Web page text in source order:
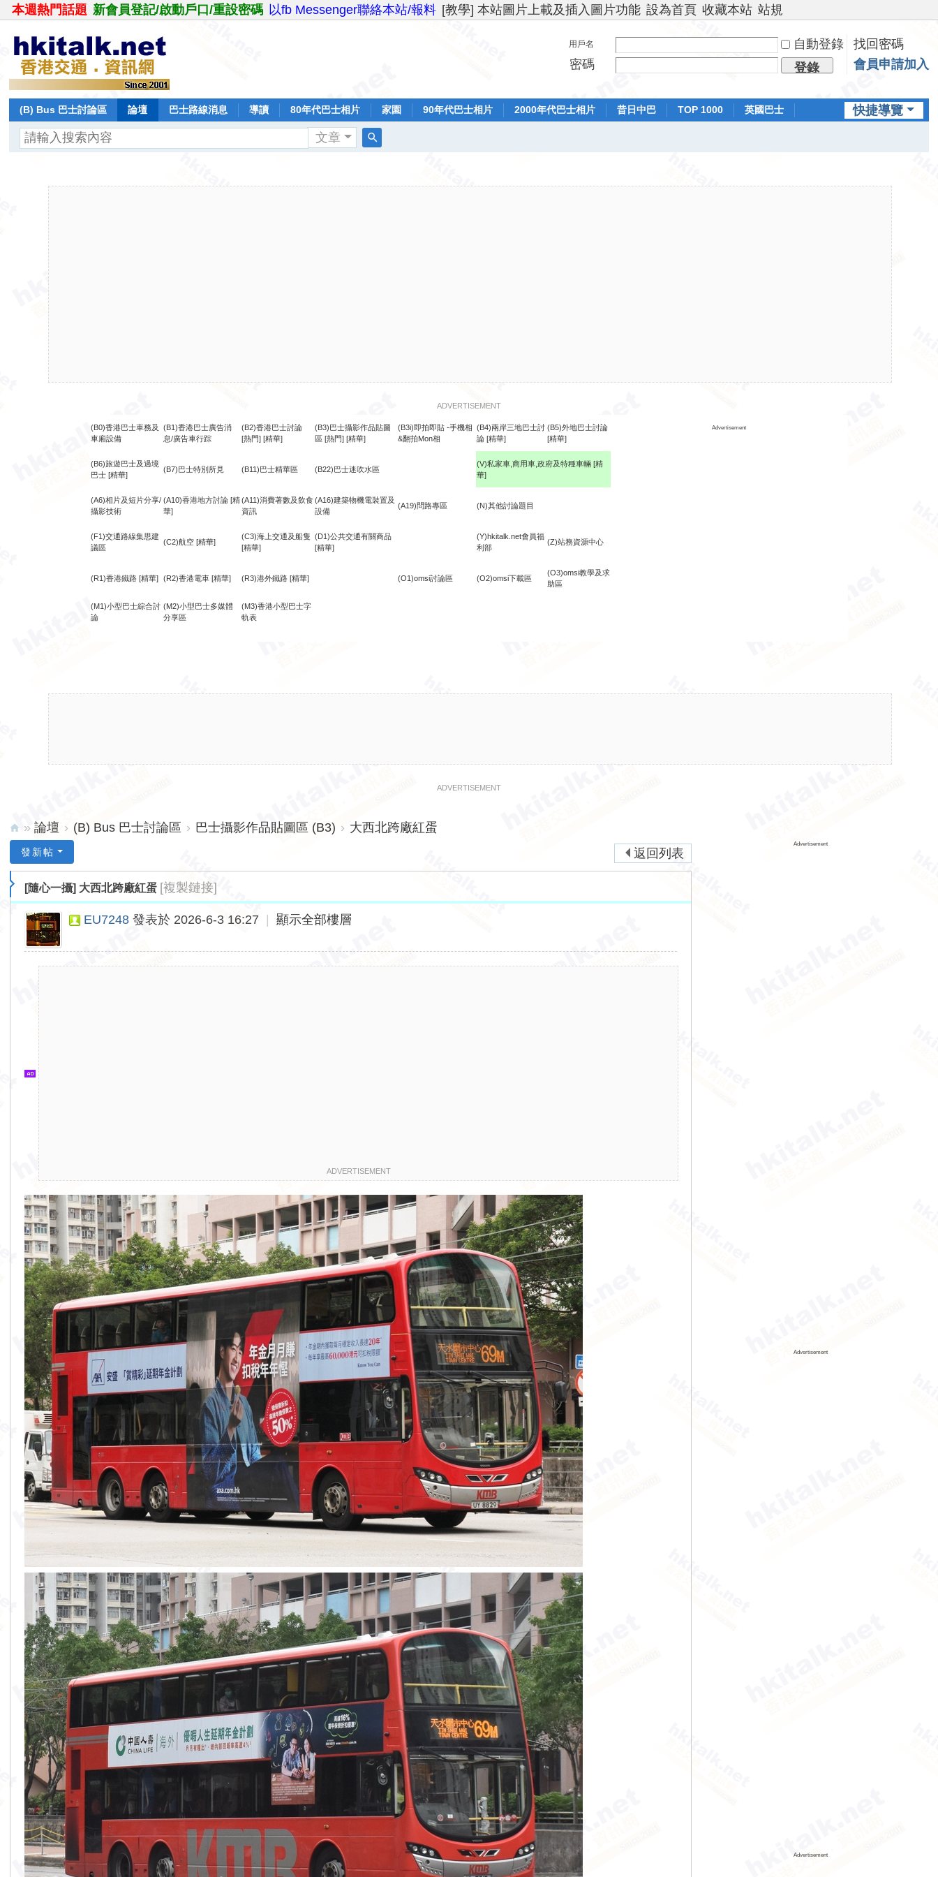
本週熱門話題 新會員登記/啟動戶口/重設密碼 以fb Messenger聯絡本站/報料 [教學] 本站圖片上載及插入圖片功能 設為首頁 收藏本站 站規
用戶名 自動登錄
找回密碼
密碼
登錄 會員申請加入
快捷導覽
(B) Bus 巴士討論區 論壇 巴士路線消息 導讀 80年代巴士相片 家園 90年代巴士相片 2000年代巴士相片 昔日中巴 TOP 1000
英國巴士
文章
ADVERTISEMENT
(B0)香港巴士車務及
車廂設備
(B1)香港巴士廣告消
息/廣告車行踪
(B2)香港巴士討論
[熱門] [精華]
(B3)巴士攝影作品貼圖
區 [熱門] [精華]
(B3i)即拍即貼 -手機相
&翻拍Mon相
(B4)兩岸三地巴士討
論 [精華]
(B5)外地巴士討論
[精華]
Advertisement
(B6)旅遊巴士及過境
巴士 [精華]
(B7)巴士特別所見 (B11)巴士精華區 (B22)巴士迷吹水區
(V)私家車,商用車,政府及特種車輛 [精
華]
(A6)相片及短片分享/
攝影技術
(A10)香港地方討論 [精
華]
(A11)消費著數及飲食
資訊
(A16)建築物機電裝置及
設備
(A19)問路專區 (N)其他討論題目
(F1)交通路線集思建
議區
(C2)航空 [精華]
(C3)海上交通及船隻
[精華]
(D1)公共交通有關商品
[精華]
(Y)hkitalk.net會員福
利部
(Z)站務資源中心
(R1)香港鐵路 [精華] (R2)香港電車 [精華] (R3)港外鐵路 [精華] (O1)omsi討論區 (O2)omsi下載區
(O3)omsi教學及求
助區
(M1)小型巴士綜合討
論
(M2)小型巴士多媒體
分享區
(M3)香港小型巴士字
軌表
ADVERTISEMENT
lk.
» 論壇 › (B) Bus 巴士討論區 › 巴士攝影作品貼圖區 (B3) › 大西北跨廠紅蛋
返回列表
發新帖
[隨心一攝] 大西北跨廠紅蛋 [複製鏈接]
EU7248 發表於 2026-6-3 16:27 顯示全部樓層
ADVERTISEMENT
Advertisement
Advertisement
Advertisement